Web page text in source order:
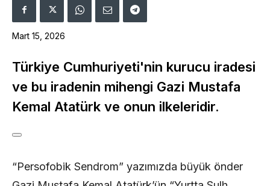
Mart 15, 2026
Türkiye Cumhuriyeti'nin kurucu iradesi
ve bu iradenin mihengi Gazi Mustafa
Kemal Atatürk ve onun ilkeleridir.
“Persofobik Sendrom” yazımızda büyük önder